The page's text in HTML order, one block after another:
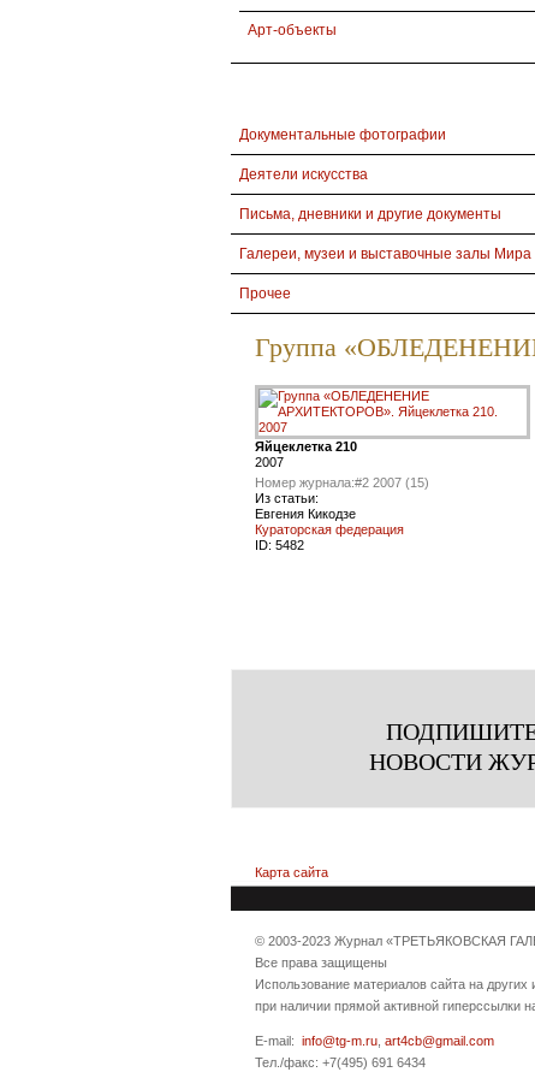
Арт-объекты
Документальные фотографии
Деятели искусства
Письма, дневники и другие документы
Галереи, музеи и выставочные залы Мира
Прочее
Группа
Яйцеклетка 210
2007
Номер журнала:#2 2007 (15)
Из статьи:
Евгения Кикодзе
Кураторская федерация
ID: 5482
НОВОСТИ
Карта сайта
© 2003-2023 Журнал «ТРЕТЬЯКОВСКАЯ
Все права защищены
Использование материалов сайта на
при наличии прямой активной гиперссылки
E-mail: info@tg-m.ru art4cb@gmail.com
Тел./факс: +7(495) 691 6434